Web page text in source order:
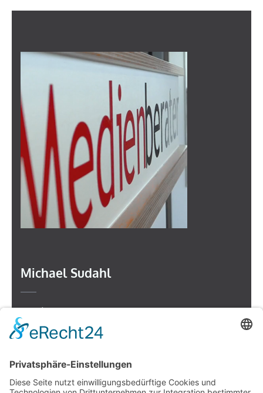
Michael Sudahl
Beethovenstr. 4
73614 Schorndorf
Telefon: 07181 477 9998